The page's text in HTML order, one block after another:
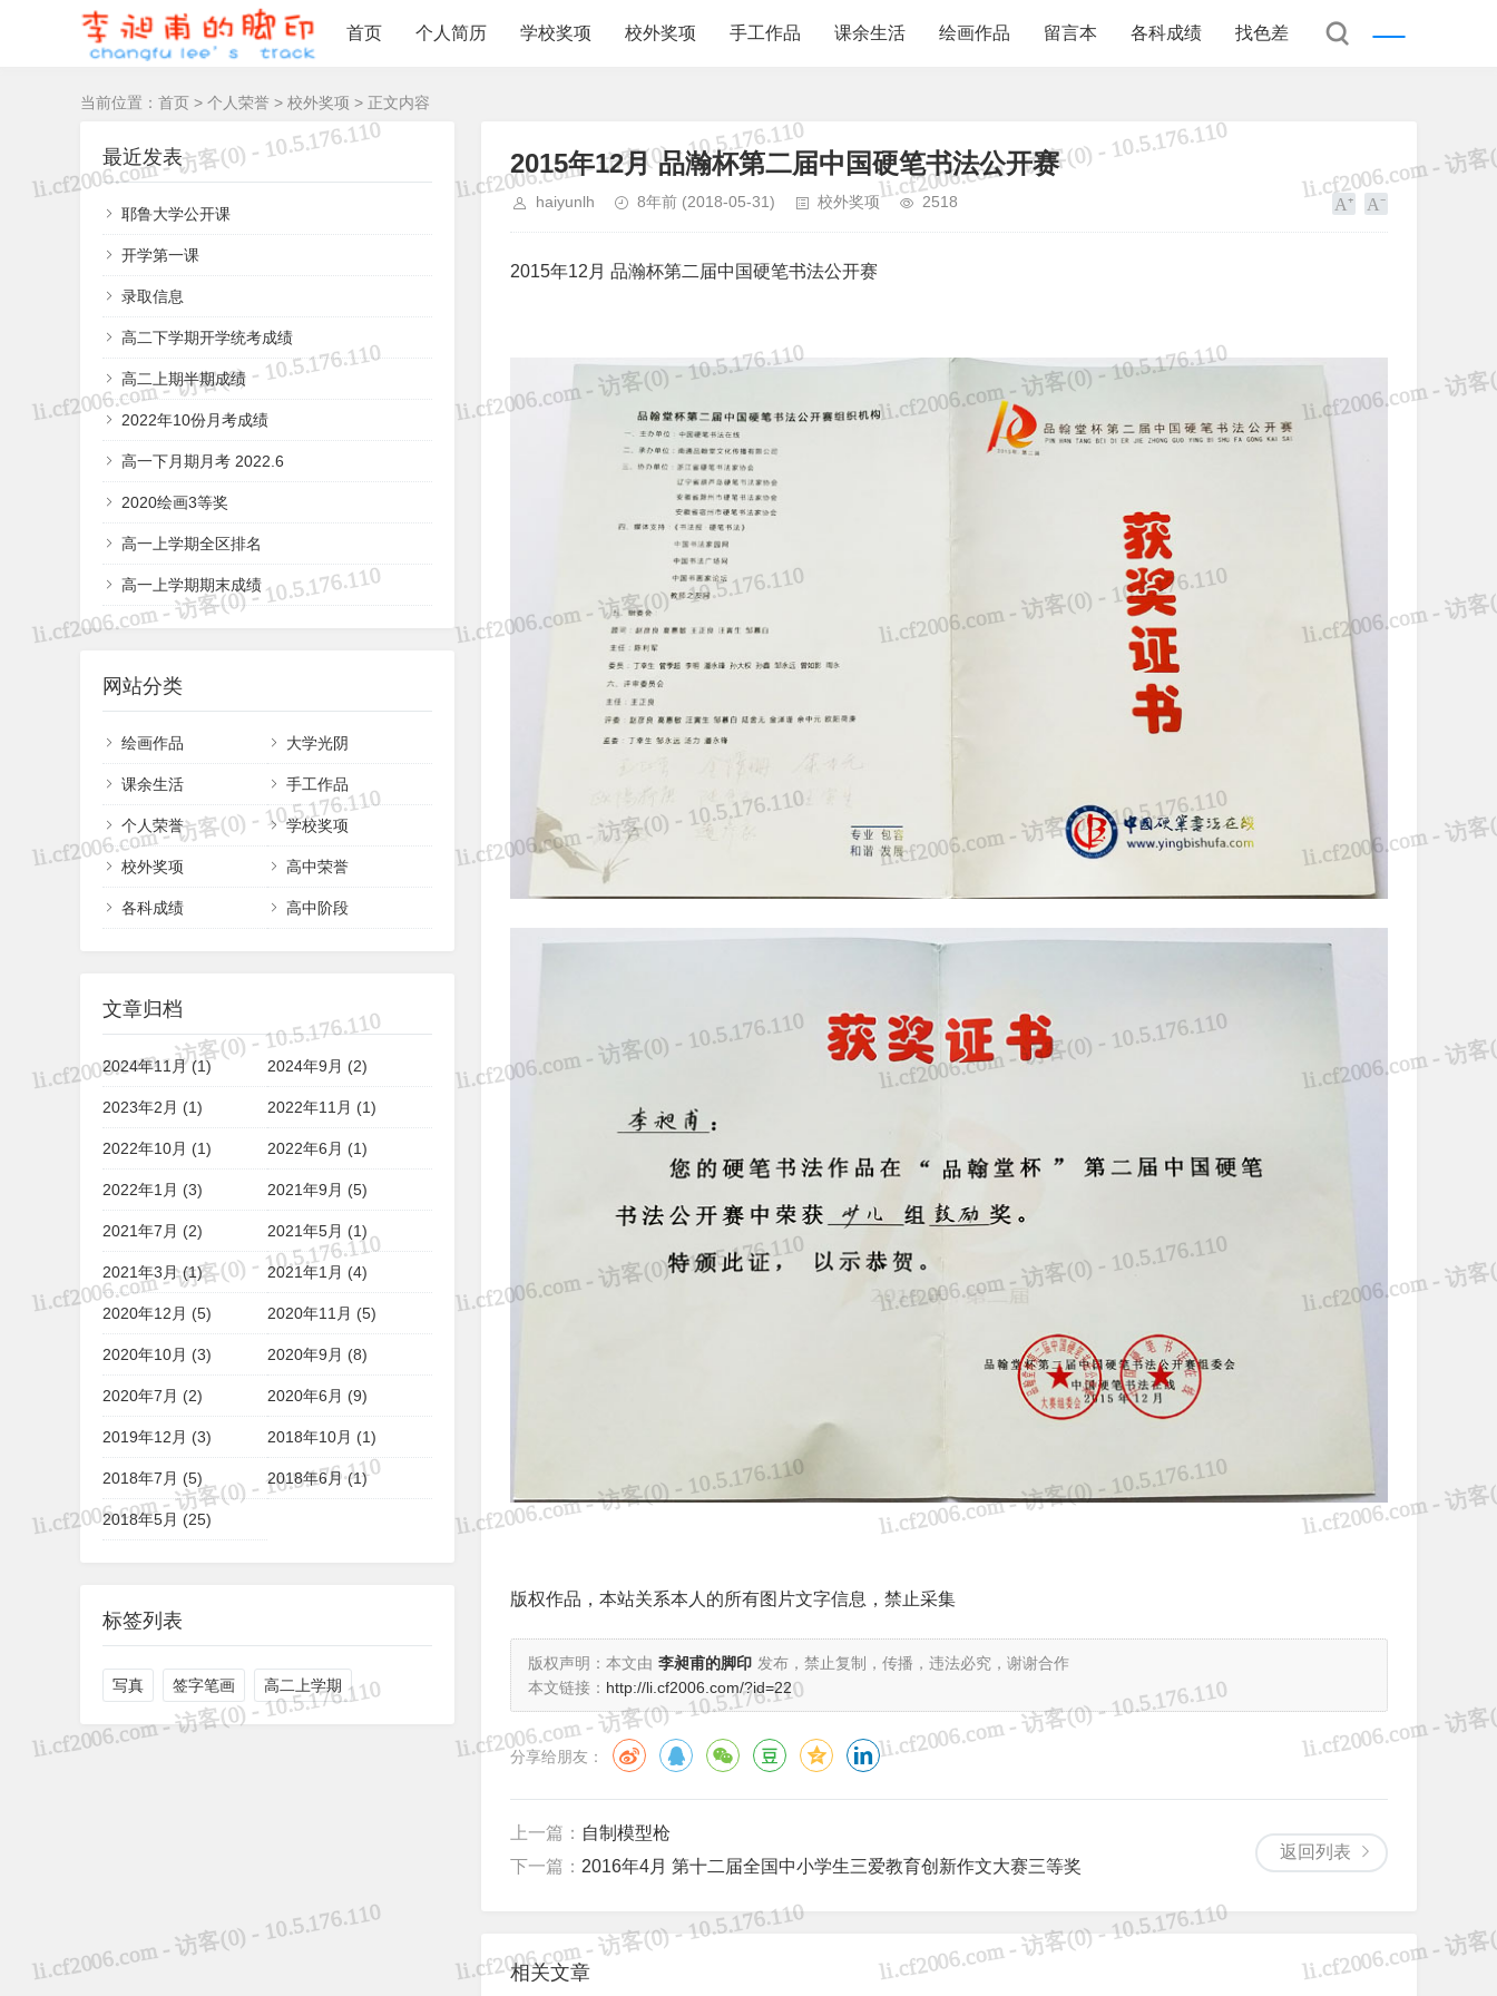
首页 个人简历 学校奖项 校外奖项 手工作品 课余生活 绘画作品 留言本 各科成绩 找色差
当前位置： 首页 > 个人荣誉 > 校外奖项 > 正文内容
2015年12月 品瀚杯第二届中国硬笔书法公开赛
haiyunlh 8年前 (2018-05-31) 校外奖项 2518
2015年12月 品瀚杯第二届中国硬笔书法公开赛
版权作品，本站关系本人的所有图片文字信息，禁止采集
版权声明：本文由 李昶甫的脚印 发布，禁止复制，传播，违法必究，谢谢合作
本文链接： http://li.cf2006.com/?id=22
分享给朋友：
返回列表
上一篇： 自制模型枪
下一篇： 2016年4月 第十二届全国中小学生三爱教育创新作文大赛三等奖
相关文章
最近发表
耶鲁大学公开课
开学第一课
录取信息
高二下学期开学统考成绩
高二上期半期成绩
2022年10份月考成绩
高一下月期月考 2022.6
2020绘画3等奖
高一上学期全区排名
高一上学期期末成绩
网站分类
绘画作品 大学光阴
课余生活 手工作品
个人荣誉 学校奖项
校外奖项 高中荣誉
各科成绩 高中阶段
文章归档
2024年11月 (1) 2024年9月 (2)
2023年2月 (1) 2022年11月 (1)
2022年10月 (1) 2022年6月 (1)
2022年1月 (3) 2021年9月 (5)
2021年7月 (2) 2021年5月 (1)
2021年3月 (1) 2021年1月 (4)
2020年12月 (5) 2020年11月 (5)
2020年10月 (3) 2020年9月 (8)
2020年7月 (2) 2020年6月 (9)
2019年12月 (3) 2018年10月 (1)
2018年7月 (5) 2018年6月 (1)
2018年5月 (25)
标签列表
写真 签字笔画 高二上学期